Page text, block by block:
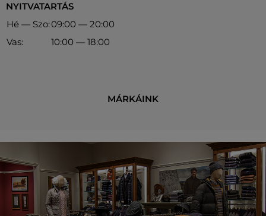
NYITVATARTÁS
Hé — Szo:09:00 — 20:00
Vas:
10:00 — 18:00
MÁRKÁINK